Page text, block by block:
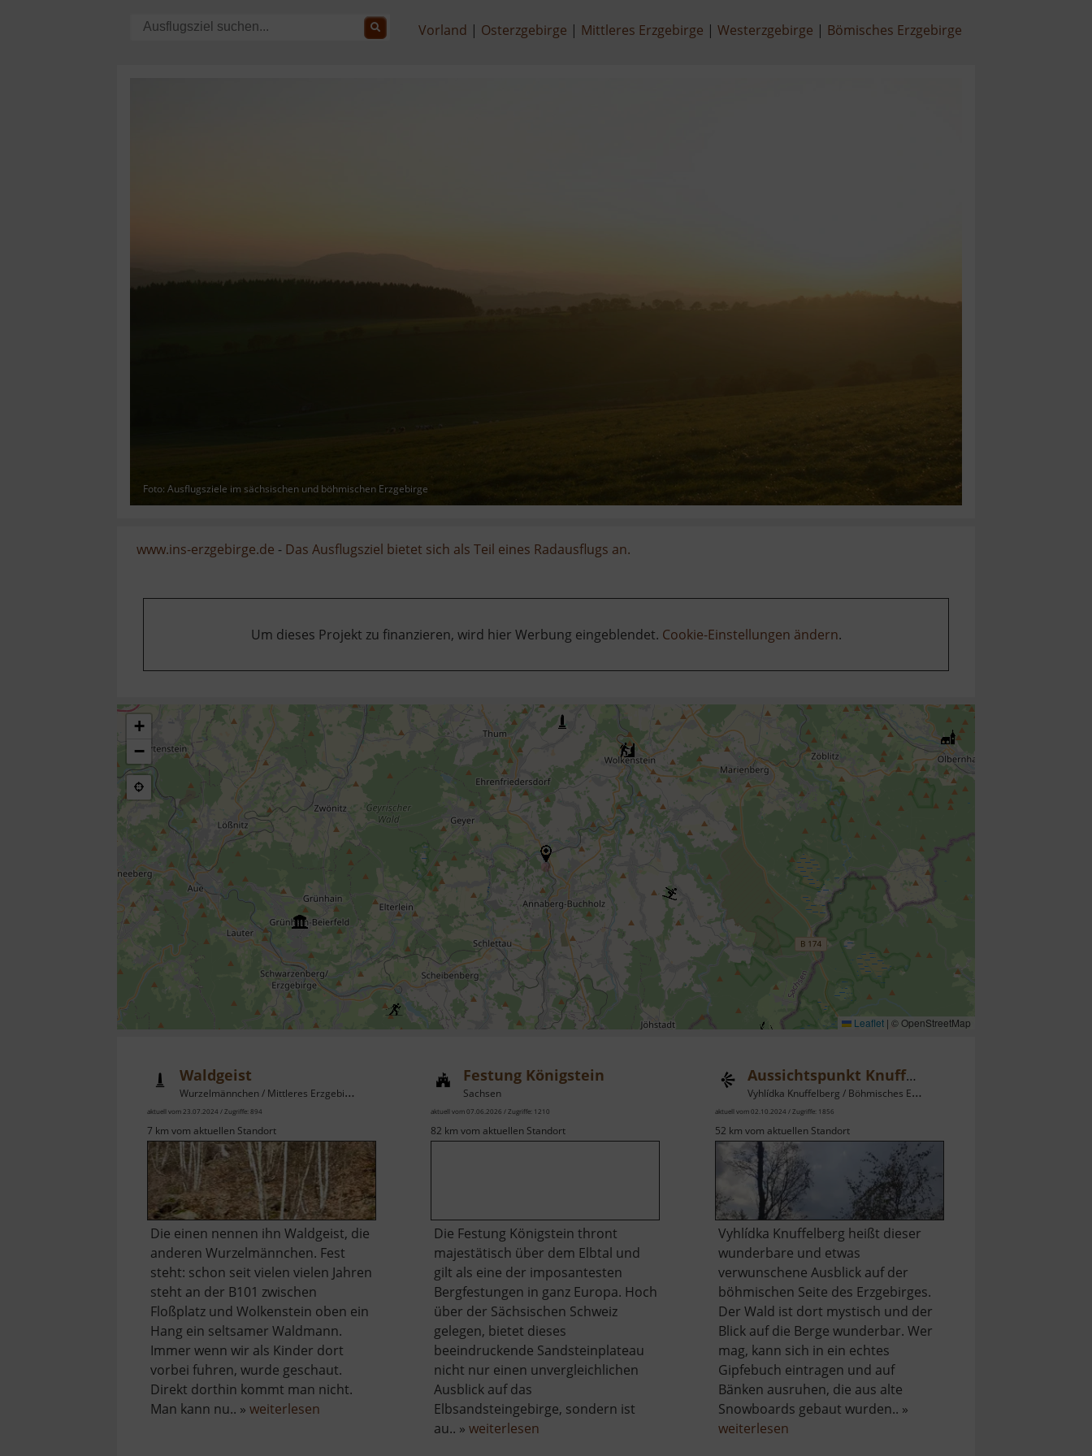
Vorland Osterzgebirge Mittleres Erzgebirge Westerzgebirge Bömisches Erzgebirge
Foto: Ausflugsziele im sächsischen und böhmischen Erzgebirge
www.ins-erzgebirge.de - Das Ausflugsziel bietet sich als Teil eines Radausflugs an.
Um dieses Projekt zu finanzieren, wird hier Werbung eingeblendet. Cookie-Einstellungen ändern.
+
−
Leaflet | © OpenStreetMap
Waldgeist
Wurzelmännchen / Mittleres Erzgebirge
aktuell vom 23.07.2024 / Zugriffe: 894
7 km vom aktuellen Standort
Die einen nennen ihn Waldgeist, die
anderen Wurzelmännchen. Fest
steht: schon seit vielen vielen Jahren
steht an der B101 zwischen
Floßplatz und Wolkenstein oben ein
Hang ein seltsamer Waldmann.
Immer wenn wir als Kinder dort
vorbei fuhren, wurde geschaut.
Direkt dorthin kommt man nicht.
Man kann nu.. » weiterlesen
Festung Königstein
Sachsen
aktuell vom 07.06.2026 / Zugriffe: 1210
82 km vom aktuellen Standort
Die Festung Königstein thront
majestätisch über dem Elbtal und
gilt als eine der imposantesten
Bergfestungen in ganz Europa. Hoch
über der Sächsischen Schweiz
gelegen, bietet dieses
beeindruckende Sandsteinplateau
nicht nur einen unvergleichlichen
Ausblick auf das
Elbsandsteingebirge, sondern ist
au.. »weiterlesen
Aussichtspunkt Knuffelberg
Vyhlídka Knuffelberg / Böhmisches Erzgebirge
aktuell vom 02.10.2024 / Zugriffe: 1856
52 km vom aktuellen Standort
Vyhlídka Knuffelberg heißt dieser
wunderbare und etwas
verwunschene Ausblick auf der
böhmischen Seite des Erzgebirges.
Der Wald ist dort mystisch und der
Blick auf die Berge wunderbar. Wer
mag, kann sich in ein echtes
Gipfebuch eintragen und auf
Bänken ausruhen, die aus alte
Snowboards gebaut wurden.. »
weiterlesenüber